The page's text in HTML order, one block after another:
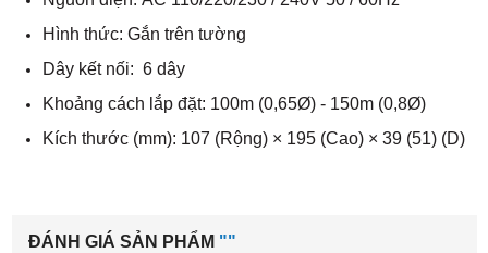
Hình thức: Gắn trên tường
Dây kết nối: 6 dây
Khoảng cách lắp đặt: 100m (0,65Ø) - 150m (0,8Ø)
Kích thước (mm): 107 (Rộng) × 195 (Cao) × 39 (51) (D)
ĐÁNH GIÁ SẢN PHẨM ""